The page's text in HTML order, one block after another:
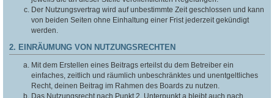
Der Nutzungsvertrag wird auf unbestimmte Zeit geschlossen und kann
von beiden Seiten ohne Einhaltung einer Frist jederzeit gekündigt
werden.
2. EINRÄUMUNG VON NUTZUNGSRECHTEN
Mit dem Erstellen eines Beitrags erteilst du dem Betreiber ein
einfaches, zeitlich und räumlich unbeschränktes und unentgeltliches
Recht, deinen Beitrag im Rahmen des Boards zu nutzen.